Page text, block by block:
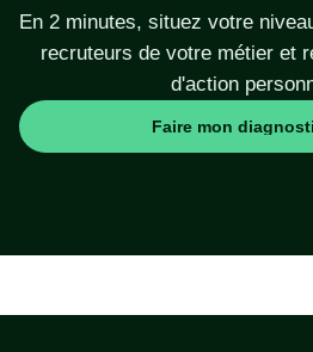
En 2 minutes, situez votre
recruteurs de votre métier et
d'action
Faire mon